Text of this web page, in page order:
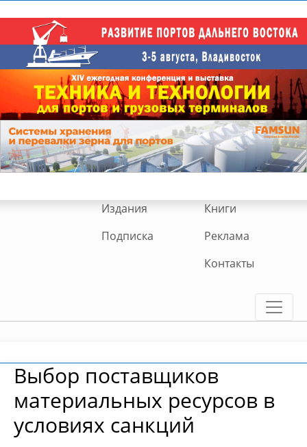
Издания
Книги
Подписка
Реклама
Контакты
Выбор поставщиков
материальных ресурсов в
условиях санкций